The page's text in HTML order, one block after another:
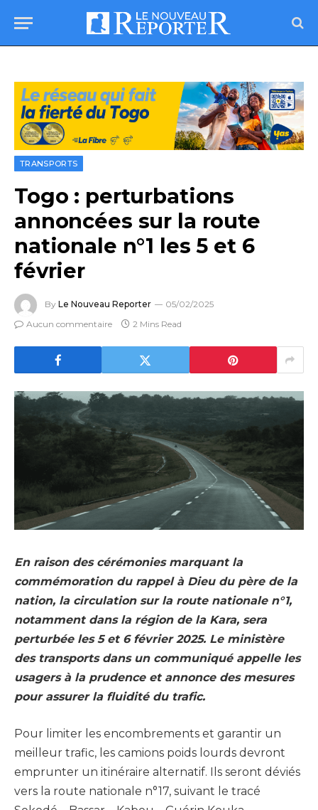
TRANSPORTS
Togo : perturbations
annoncées sur la route
nationale n°1 les 5 et 6
février
By Le Nouveau Reporter
05/02/2025
Aucun commentaire
2 Mins Read
En raison des cérémonies marquant la
commémoration du rappel à Dieu du père de la
nation, la circulation sur la route nationale n°1,
notamment dans la région de la Kara, sera
perturbée les 5 et 6 février 2025. Le ministère
des transports dans un communiqué appelle les
usagers à la prudence et annonce des mesures
pour assurer la fluidité du trafic.
Pour limiter les encombrements et garantir un
meilleur trafic, les camions poids lourds devront
emprunter un itinéraire alternatif. Ils seront déviés
vers la route nationale n°17, suivant le tracé